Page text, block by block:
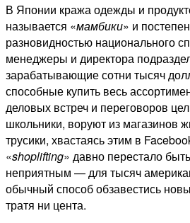
В Японии кража одежды и
называется «мамбики» и
разновидностью национального
менеджеры и директора
зарабатывающие сотни тысяч
способные купить весь
деловых встреч и переговоров
школьники, воруют из магазинов
трусики, хвастаясь этим в
«shoplifting» давно перестало
неприятным — для тысяч
обычный способ обзавестись
тратя ни цента.